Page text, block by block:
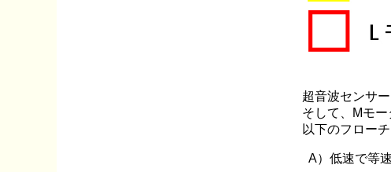
超音波セン
そして、M
A）低速で等